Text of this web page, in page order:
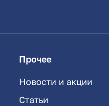
Прочее
Новости и акции
Статьи